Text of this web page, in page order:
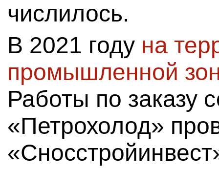
числилось.
В 2021 году на
промышленной
Работы по заказу
«Петрохолод»